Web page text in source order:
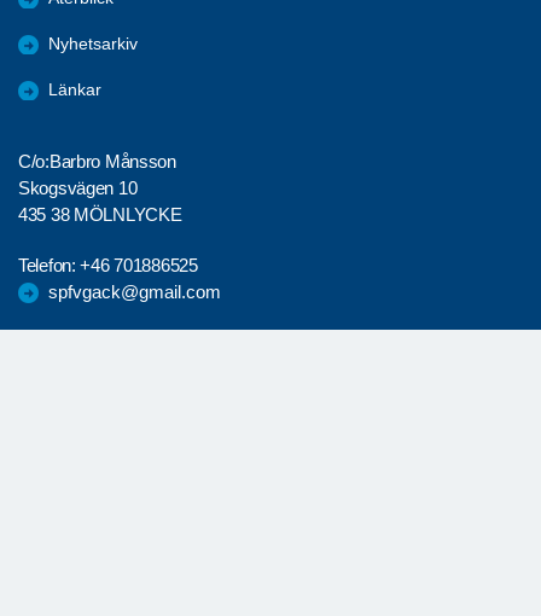
Nyhetsarkiv
Länkar
C/o:Barbro Månsson
Skogsvägen 10
435 38 MÖLNLYCKE
Telefon:+46 701886525
spfvgack@gmail.com